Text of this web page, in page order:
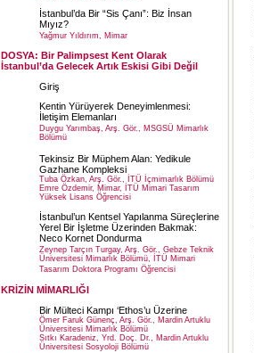
İstanbul’da Bir “Sis Çanı”: Biz İnsan
Mıyız?
Yağmur Yıldırım, Mimar
DOSYA: Bir Palimpsest Kent Olarak
İstanbul’da Gelecek Artık Eskisi Gibi Değil
Giriş
Kentin Yürüyerek Deneyimlenmesi:
İletişim Elemanları
Duygu Yarımbaş, Arş. Gör., MSGSÜ Mimarlık
Bölümü
Tekinsiz Bir Müphem Alan: Yedikule
Gazhane Kompleksi
Tuba Özkan, Arş. Gör., İTÜ İçmimarlık Bölümü
Emre Özdemir, Mimar, İTÜ Mimari Tasarım
Yüksek Lisans Öğrencisi
İstanbul’un Kentsel Yapılanma Süreçlerine
Yerel Bir İşletme Üzerinden Bakmak:
Neco Kornet Dondurma
Zeynep Tarçın Turgay, Arş. Gör., Gebze Teknik
Üniversitesi Mimarlık Bölümü, İTÜ Mimari
Tasarım Doktora Programı Öğrencisi
KRİZİN MİMARLIĞI
Bir Mülteci Kampı ‘Ethos’u Üzerine
Ömer Faruk Günenç, Arş. Gör., Mardin Artuklu
Üniversitesi Mimarlık Bölümü
Sıtkı Karadeniz, Yrd. Doç. Dr., Mardin Artuklu
Üniversitesi Sosyoloji Bölümü